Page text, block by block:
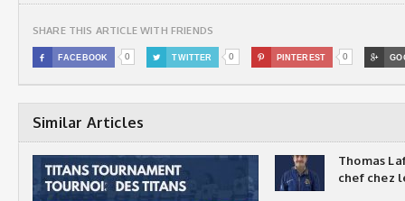
SHARE THIS ARTICLE WITH FRIENDS
 FACEBOOK 0  TWITTER 0  PINTEREST 0 
Similar Articles
Thomas
chef chez